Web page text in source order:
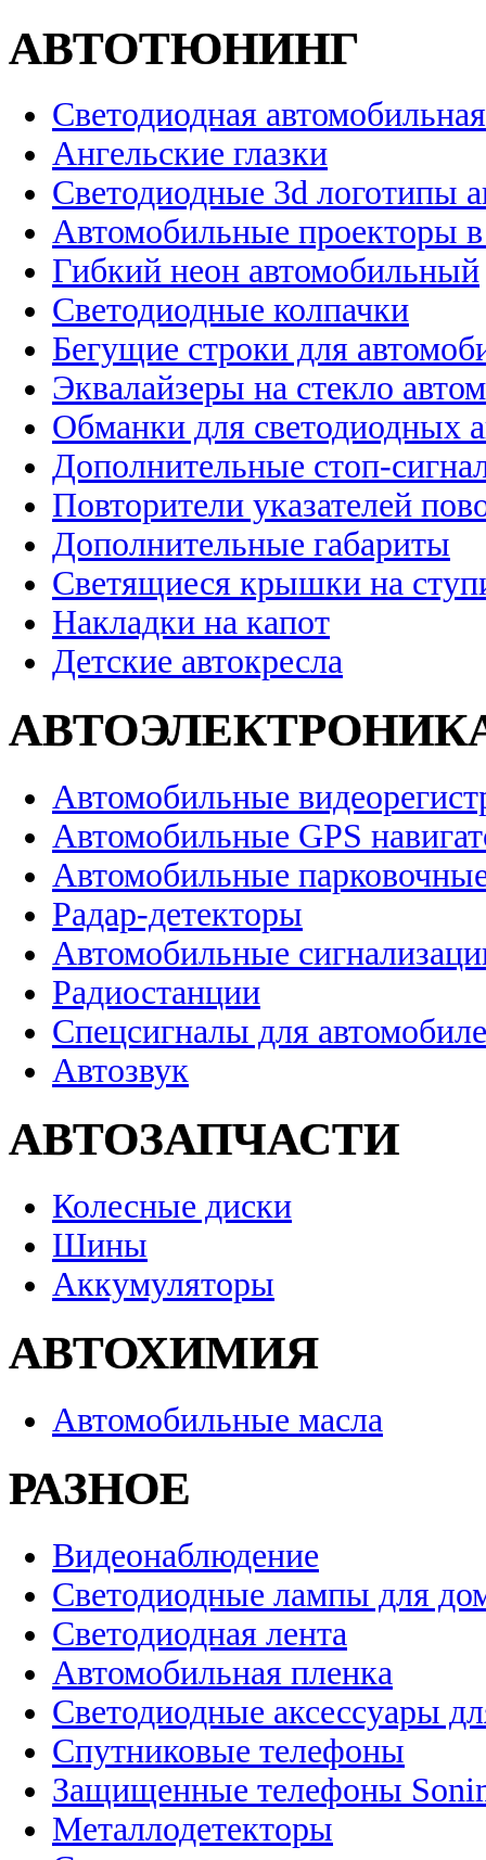
АВТОТЮНИНГ
Светодиодная
Ангельские глазки
Светодиодные 3d логотипы
Автомобильные проекторы
Гибкий неон автомобильный
Светодиодные колпачки
Бегущие строки для
Эквалайзеры на стекло
Обманки для светодиодных
Дополнительные стоп-
Повторители указателей
Дополнительные габариты
Светящиеся крышки на
Накладки на капот
Детские автокресла
Автомобильные
Автомобильные GPS
Автомобильные
Радар-детекторы
Автомобильные
Радиостанции
Спецсигналы для
Автозвук
АВТОЗАПЧАСТИ
Колесные диски
Шины
Аккумуляторы
АВТОХИМИЯ
Автомобильные масла
РАЗНОЕ
Видеонаблюдение
Светодиодные лампы для
Светодиодная лента
Автомобильная пленка
Светодиодные аксессуары
Спутниковые телефоны
Защищенные телефоны
Металлодетекторы